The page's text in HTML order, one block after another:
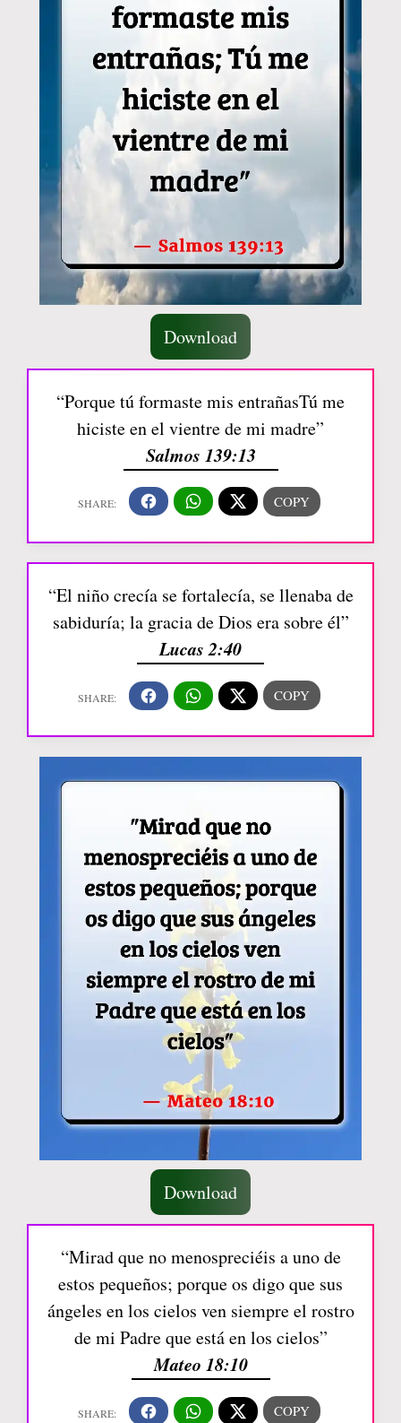
Download
“Porque tú formaste mis entrañasTú me
hiciste en el vientre de mi madre”
Salmos 139:13
“El niño crecía se fortalecía, se llenaba de
sabiduría; la gracia de Dios era sobre él”
Lucas 2:40
Download
“Mirad que no menospreciéis a uno de
estos pequeños; porque os digo que sus
ángeles en los cielos ven siempre el rostro
de mi Padre que está en los cielos”
Mateo 18:10